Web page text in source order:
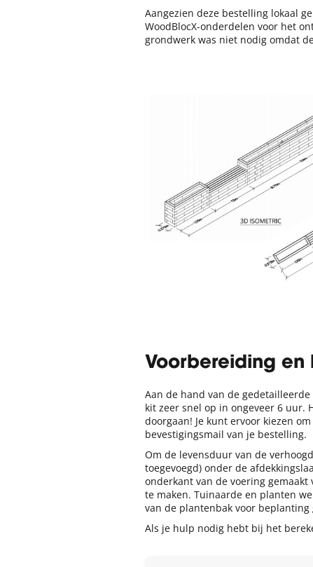
Aangezien deze bestelling lokaal
WoodBlocX-onderdelen voor het
grondwerk was niet nodig omdat
Voorbereiding en
Aan de hand van de
kit zeer snel op in ongeveer 6 uur.
doorgaan! Je kunt ervoor kiezen om
bevestigingsmail van je bestelling.
Om de levensduur van de
toegevoegd) onder de
onderkant van de voering
te maken. Tuinaarde en planten
van de plantenbak voor beplanting
Als je hulp nodig hebt bij het